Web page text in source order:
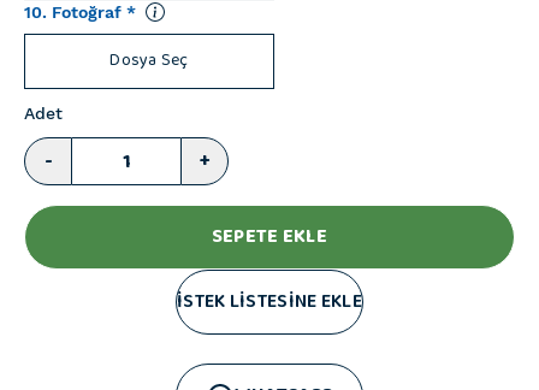
10. Fotoğraf *
Dosya Seç
Adet
- +
SEPETE EKLE
İSTEK LİSTESİNE EKLE